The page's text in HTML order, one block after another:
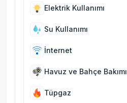
Elektrik Kullanımı
Su Kullanımı
İnternet
Havuz ve Bahçe Bakımı
Tüpgaz